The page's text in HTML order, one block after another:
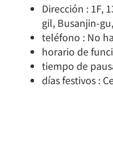
Dirección : 1F,
gil, Busanjin-
teléfono : No
horario de
tiempo de
días festivos :